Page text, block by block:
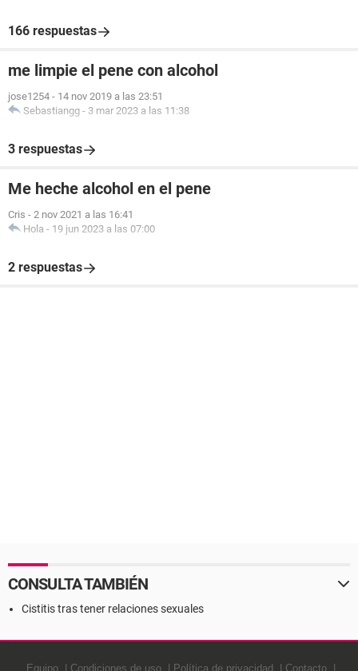
166 respuestas
me limpie el pene con alcohol
jose1254 - 14 nov 2019 a las 23:51
Sebastiangg - 3 mar 2023 a las 11:38
3 respuestas
Me heche alcohol en el pene
Cris - 2 nov 2021 a las 16:41
Hola - 19 jun 2023 a las 07:00
2 respuestas
CONSULTA TAMBIÉN
Cistitis tras tener relaciones sexuales
Equipo Condiciones de uso Política de privacidad Contacto